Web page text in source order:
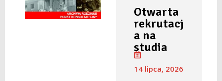
Otwarta
rekrutacj
a na
studia
14 lipca, 2026